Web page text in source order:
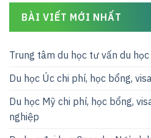
BÀI VIẾT MỚI NHẤT
Trung tâm du học tư vấn du
Du học Úc chi phí, học bổng,
Du học Mỹ chi phí, học bổng,
nghiệp